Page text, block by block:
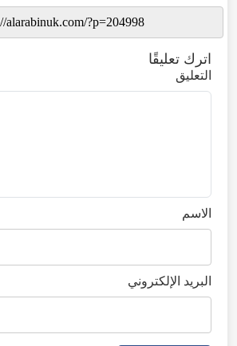
اترك تعليقًا
التعليق
الاسم
البريد الإلكتروني